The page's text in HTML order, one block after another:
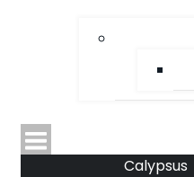
Calypsus